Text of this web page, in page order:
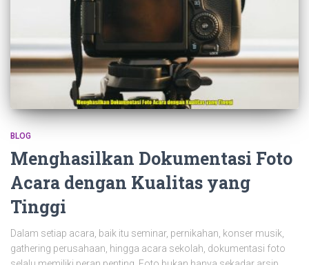
BLOG
Menghasilkan Dokumentasi Foto
Acara dengan Kualitas yang
Tinggi
Dalam setiap acara, baik itu seminar, pernikahan, konser musik,
gathering perusahaan, hingga acara sekolah, dokumentasi foto